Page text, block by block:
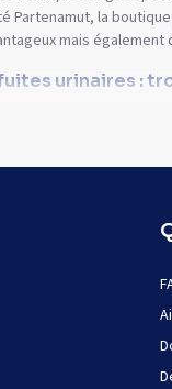
Partenamut, la
mais
urinaires :